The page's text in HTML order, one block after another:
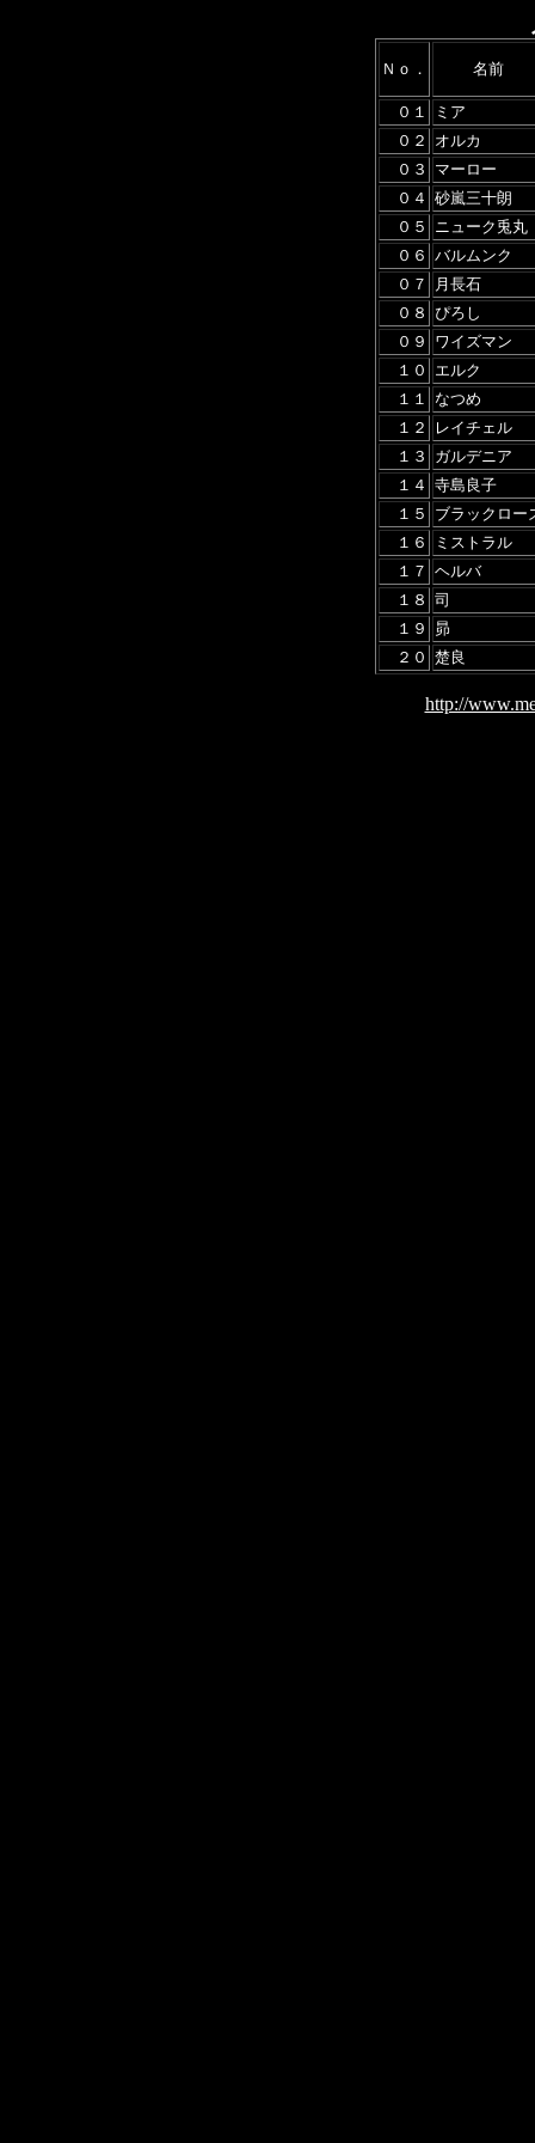
Ｎｏ． 名前
０１
ミア
０２
オルカ
０３
マーロー
０４ 砂嵐三十朗
０５
ニューク兎丸
０６ バルムンク
０７
月長石
０８ ぴろし
０９
ワイズマン
１０
エルク
１１ なつめ
１２
レイチェル
１３
ガルデニア
１４ 寺島良子
１５
ブラックロー
１６
ミストラル
１７ ヘルバ
１８ 司
１９
昴
２０ 楚良
http://